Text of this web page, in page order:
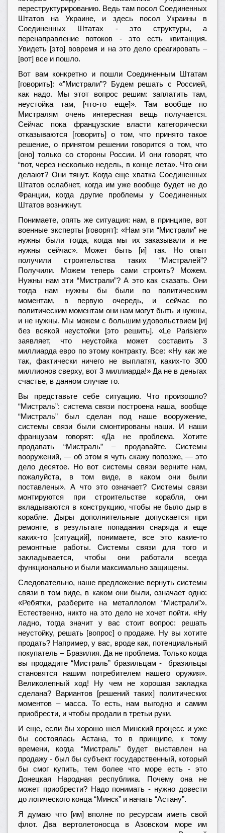
переструктурированию. Ведь там посол Соединенных
Штатов на Украине, и здесь посол Украины в
Соединенных Штатах - это структуры, а
перенаправление потоков - это есть квитанция.
Увидеть [это] вовремя и на это дело среагировать –
[вот] все и пошло.
Вот вам конкретно и пошли Соединенным Штатам
[говорить]: «”Мистрали”? Будем решать с Россией,
как надо. Мы этот вопрос решим: заплатить там,
неустойка там, [что-то еще]». Там вообще по
Мистралям очень интересная вещь получается.
Сейчас пока французские власти категорически
отказываются [говорить] о том, что принято такое
решение, о принятом решении говорится о том, что
[оно] только со стороны России. И они говорят, что
“вот, через несколько недель, в конце лета». Что они
делают? Они тянут. Когда еще хватка Соединенных
Штатов ослабнет, когда им уже вообще будет не до
Франции, когда другие проблемы у Соединенных
Штатов возникнут.
Понимаете, опять же ситуация: нам, в принципе, вот
военные эксперты [говорят]: «Нам эти “Мистрали” не
нужны были тогда, когда мы их заказывали и не
нужны сейчас». Может быть [и] так. Но опыт
получили строительства таких “Мистралей”?
Получили. Можем теперь сами строить? Можем.
Нужны нам эти “Мистрали”? А это как сказать. Они
тогда нам нужны бы были по политическим
моментам, в первую очередь, и сейчас по
политическим моментам они нам могут быть и нужны,
и не нужны. Мы можем с большим удовольствием [и]
без всякой неустойки [это решить]. «Le Parisien»
заявляет, что неустойка может составить 3
миллиарда евро по этому контракту. Все: «Ну как же
так, фактически ничего не выплатят, каких-то 300
миллионов сверху, вот 3 миллиарда!» Да не в деньгах
счастье, в данном случае то.
Вы представьте себе ситуацию. Что произошло?
“Мистраль”: система связи построена наша, вообще
“Мистраль” был сделан под наше вооружение,
системы связи были смонтированы наши. И наши
французам говорят: «Да не проблема. Хотите
продавать “Мистраль” – продавайте. Системы
вооружений, — об этом я чуть скажу попозже, — это
дело десятое. Но вот системы связи верните нам,
пожалуйста, в том виде, в каком они были
поставлены». А что это означает? Системы связи
монтируются при строительстве корабля, они
вкладываются в конструкцию, чтобы не было дыр в
корабле. Дыры дополнительные допускается при
ремонте, в результате попадания снаряда и еще
каких-то [ситуаций], понимаете, все это какие-то
ремонтные работы. Системы связи для того и
закладывается, чтобы они работали всегда
функционально и были максимально защищены.
Следовательно, наше предложение вернуть системы
связи в том виде, в каком они были, означает одно:
«Ребятки, разберите на металлолом “Мистрали”».
Естественно, никто на это дело не хочет пойти. «Ну
ладно, тогда значит у вас стоит вопрос: решать
неустойку, решать [вопрос] о продаже. Ну вы хотите
продать? Например, у вас, вроде как, потенциальный
покупатель – Бразилия. Да не проблема. Только когда
вы продадите “Мистраль” бразильцам - бразильцы
становятся нашим потребителем нашего оружия».
Великолепный ход! Ну чем не хорошая закладка
сделана? Вариантов [решений таких] политических
моментов – масса. То есть, нам выгодно и самим
приобрести, и чтобы продали в третьи руки.
И еще, если бы хорошо шел Минский процесс и уже
бы состоялась Астана, то в принципе, к тому
времени, когда “Мистраль” будет выставлен на
продажу - был бы субъект государственный, который
бы смог купить, тем более что море есть - это
Донецкая Народная республика. Почему она не
может приобрести? Надо понимать - нужно довести
до логического конца “Минск” и начать “Астану”.
Я думаю что [им] вполне по ресурсам иметь свой
флот. Два вертолетоносца в Азовском море им